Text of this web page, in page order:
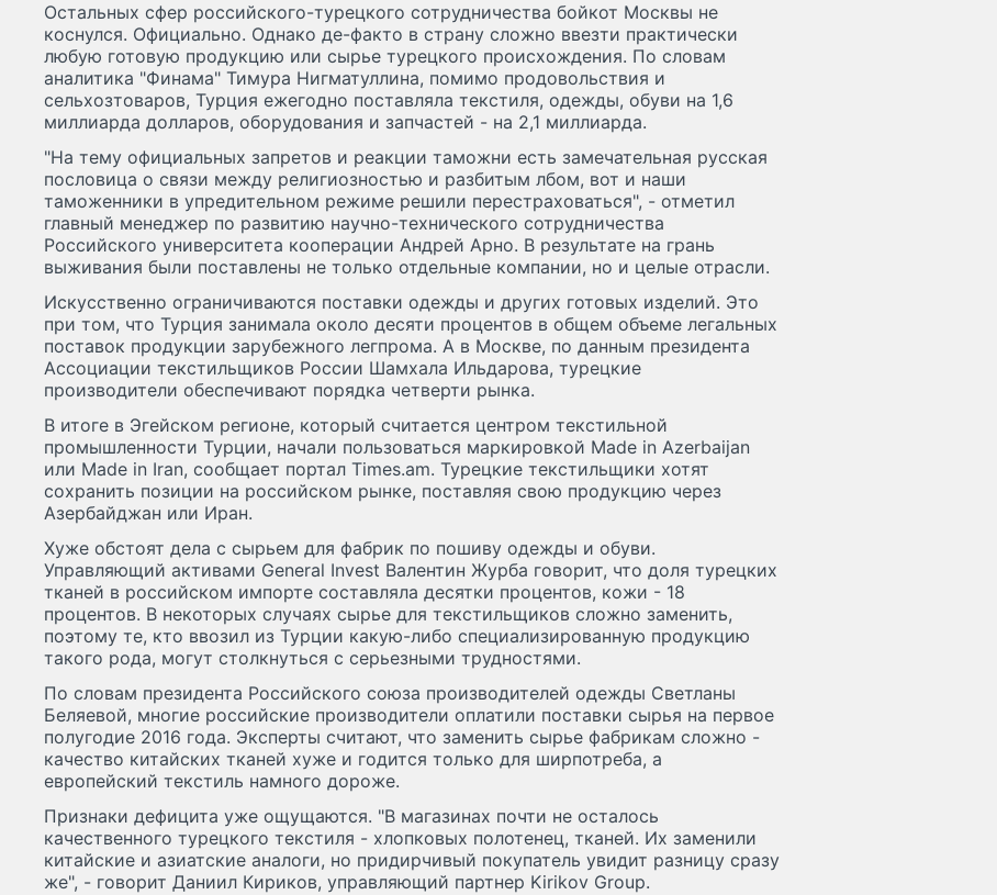
Остальных сфер российского-турецкого сотрудничества бойкот Москвы не
коснулся. Официально. Однако де-факто в страну сложно ввезти практически
любую готовую продукцию или сырье турецкого происхождения. По словам
аналитика "Финама" Тимура Нигматуллина, помимо продовольствия и
сельхозтоваров, Турция ежегодно поставляла текстиля, одежды, обуви на 1,6
миллиарда долларов, оборудования и запчастей - на 2,1 миллиарда.
"На тему официальных запретов и реакции таможни есть замечательная русская
пословица о связи между религиозностью и разбитым лбом, вот и наши
таможенники в упредительном режиме решили перестраховаться", - отметил
главный менеджер по развитию научно-технического сотрудничества
Российского университета кооперации Андрей Арно. В результате на грань
выживания были поставлены не только отдельные компании, но и целые отрасли.
Искусственно ограничиваются поставки одежды и других готовых изделий. Это
при том, что Турция занимала около десяти процентов в общем объеме легальных
поставок продукции зарубежного легпрома. А в Москве, по данным президента
Ассоциации текстильщиков России Шамхала Ильдарова, турецкие
производители обеспечивают порядка четверти рынка.
В итоге в Эгейском регионе, который считается центром текстильной
промышленности Турции, начали пользоваться маркировкой Made in Azerbaijan
или Made in Iran, сообщает портал Times.am. Турецкие текстильщики хотят
сохранить позиции на российском рынке, поставляя свою продукцию через
Азербайджан или Иран.
Хуже обстоят дела с сырьем для фабрик по пошиву одежды и обуви.
Управляющий активами General Invest Валентин Журба говорит, что доля турецких
тканей в российском импорте составляла десятки процентов, кожи - 18
процентов. В некоторых случаях сырье для текстильщиков сложно заменить,
поэтому те, кто ввозил из Турции какую-либо специализированную продукцию
такого рода, могут столкнуться с серьезными трудностями.
По словам президента Российского союза производителей одежды Светланы
Беляевой, многие российские производители оплатили поставки сырья на первое
полугодие 2016 года. Эксперты считают, что заменить сырье фабрикам сложно -
качество китайских тканей хуже и годится только для ширпотреба, а
европейский текстиль намного дороже.
Признаки дефицита уже ощущаются. "В магазинах почти не осталось
качественного турецкого текстиля - хлопковых полотенец, тканей. Их заменили
китайские и азиатские аналоги, но придирчивый покупатель увидит разницу сразу
же", - говорит Даниил Кириков, управляющий партнер Kirikov Group.